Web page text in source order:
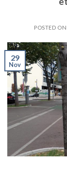
POSTED ON
29
Nov